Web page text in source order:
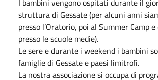
I bambini vengono ospitati durante il
struttura di Gessate (per alcuni anni
presso l’Oratorio, poi al Summer Camp
presso le scuole medie).
Le sere e durante i weekend i bambini
famiglie di Gessate e paesi limitrofi.
La nostra associazione si occupa di